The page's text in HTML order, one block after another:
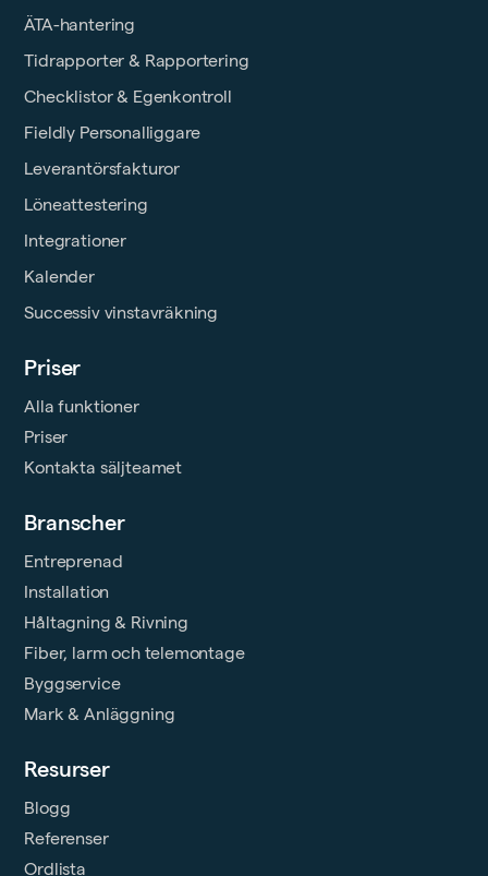
ÄTA-hantering
Tidrapporter & Rapportering
Checklistor & Egenkontroll
Fieldly Personalliggare
Leverantörsfakturor
Löneattestering
Integrationer
Kalender
Successiv vinstavräkning
Priser
Alla funktioner
Priser
Kontakta säljteamet
Branscher
Entreprenad
Installation
Håltagning & Rivning
Fiber, larm och telemontage
Byggservice
Mark & Anläggning
Resurser
Blogg
Referenser
Ordlista